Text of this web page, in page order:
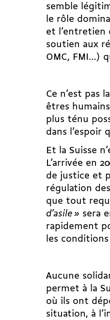
semble
le rôle
et l’entretien
soutien aux
OMC, FMI…)
Ce n’est pas
êtres
plus ténu
dans l’espoir
Et la Suisse
L’arrivée en
de justice et
régulation
que tout
d’asile » sera
rapidement
les
Aucune
permet à la
où ils ont
situation, à